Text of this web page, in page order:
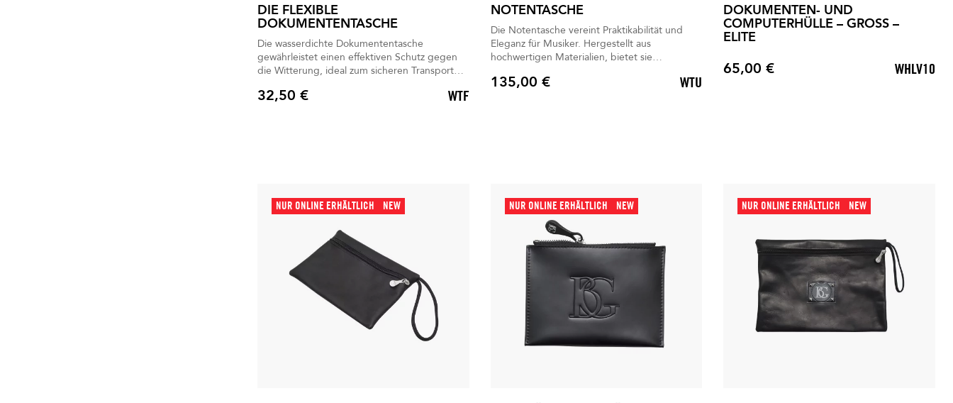
DIE FLEXIBLE
DOKUMENTENTASCHE
Die wasserdichte Dokumententasche
gewährleistet einen effektiven Schutz gegen
die Witterung, ideal zum sicheren Transport
Preis
32,50 € WTF
NOTENTASCHE
Die Notentasche vereint Praktikabilität und
Eleganz für Musiker. Hergestellt aus
hochwertigen Materialien, bietet sie
Schutz für Ihre Noten.
Preis
135,00 € WTU
DOKUMENTEN- UND
COMPUTERHÜLLE – GROSS –
ELITE
Preis
65,00 € WHLV10
NUR ONLINE ERHÄLTLICH NEW NUR ONLINE ERHÄLTLICH NEW NUR ONLINE ERHÄLTLICH NEW